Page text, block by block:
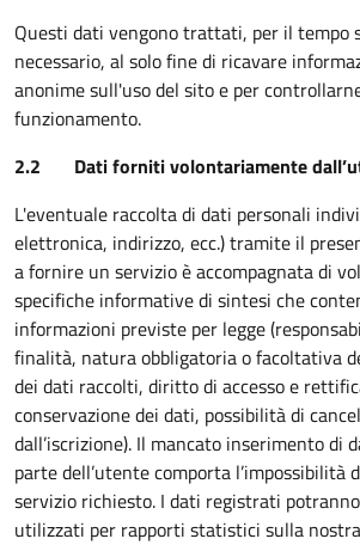
Questi dati vengono trattati, per il tempo
necessario, al solo fine di ricavare
anonime sull'uso del sito e per
funzionamento.
2.2 Dati forniti volontariamente
L'eventuale raccolta di dati personali
elettronica, indirizzo, ecc.) tramite il
a fornire un servizio è accompagnata di
specifiche informative di sintesi che
informazioni previste per legge
finalità, natura obbligatoria o facoltativa
dei dati raccolti, diritto di accesso e
conservazione dei dati, possibilità di
dall’iscrizione). Il mancato inserimento di
parte dell’utente comporta l’impossibilità
servizio richiesto. I dati registrati
utilizzati per rapporti statistici sulla